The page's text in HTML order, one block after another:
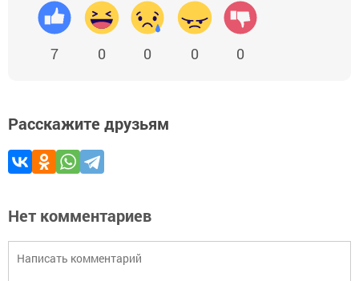
7 0 0 0 0
Расскажите друзьям
Нет комментариев